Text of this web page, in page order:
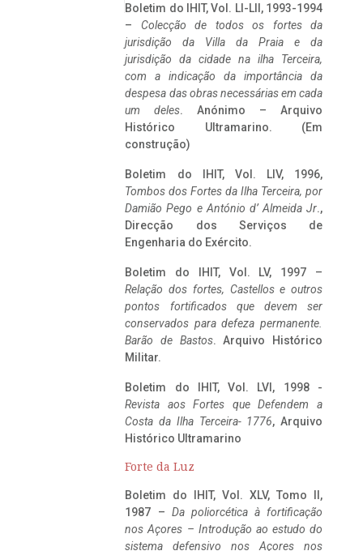
Boletim do IHIT, Vol. LI-LII, 1993-1994
– Colecção de todos os fortes da
jurisdição da Villa da Praia e da
jurisdição da cidade na ilha Terceira,
com a indicação da importância da
despesa das obras necessárias em cada
um deles. Anónimo – Arquivo
Histórico Ultramarino. (Em
construção)
Boletim do IHIT, Vol. LIV, 1996,
Tombos dos Fortes da Ilha Terceira, por
Damião Pego e António d’ Almeida Jr.,
Direcção dos Serviços de
Engenharia do Exército.
Boletim do IHIT, Vol. LV, 1997 –
Relação dos fortes, Castellos e outros
pontos fortificados que devem ser
conservados para defeza permanente.
Barão de Bastos. Arquivo Histórico
Militar.
Boletim do IHIT, Vol. LVI, 1998 -
Revista aos Fortes que Defendem a
Costa da Ilha Terceira- 1776, Arquivo
Histórico Ultramarino
Forte da Luz
Boletim do IHIT, Vol. XLV, Tomo II,
1987 – Da poliorcética à fortificação
nos Açores – Introdução ao estudo do
sistema defensivo nos Açores nos